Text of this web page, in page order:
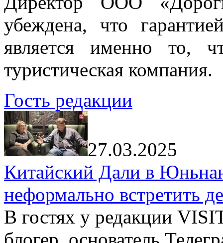
убеждена, что
является именно то,
туристическая компания.
Гость редакции
27.03.2025
Китайский Дали в
неформально встретить
В гостях у редакции